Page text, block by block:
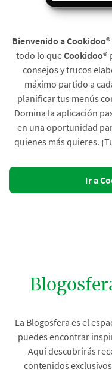
Bienvenido a
todo lo queCookidoo®
consejos y trucos
máximo partido a
planificar tus menús
Domina la aplicación
en una oportunidad
quienes más quieres.
Ir a
La Blogosfera es el
puedes encontrar
Aquí descubrirás
contenidos